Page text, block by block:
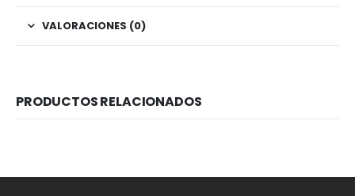
VALORACIONES (0)
PRODUCTOS RELACIONADOS